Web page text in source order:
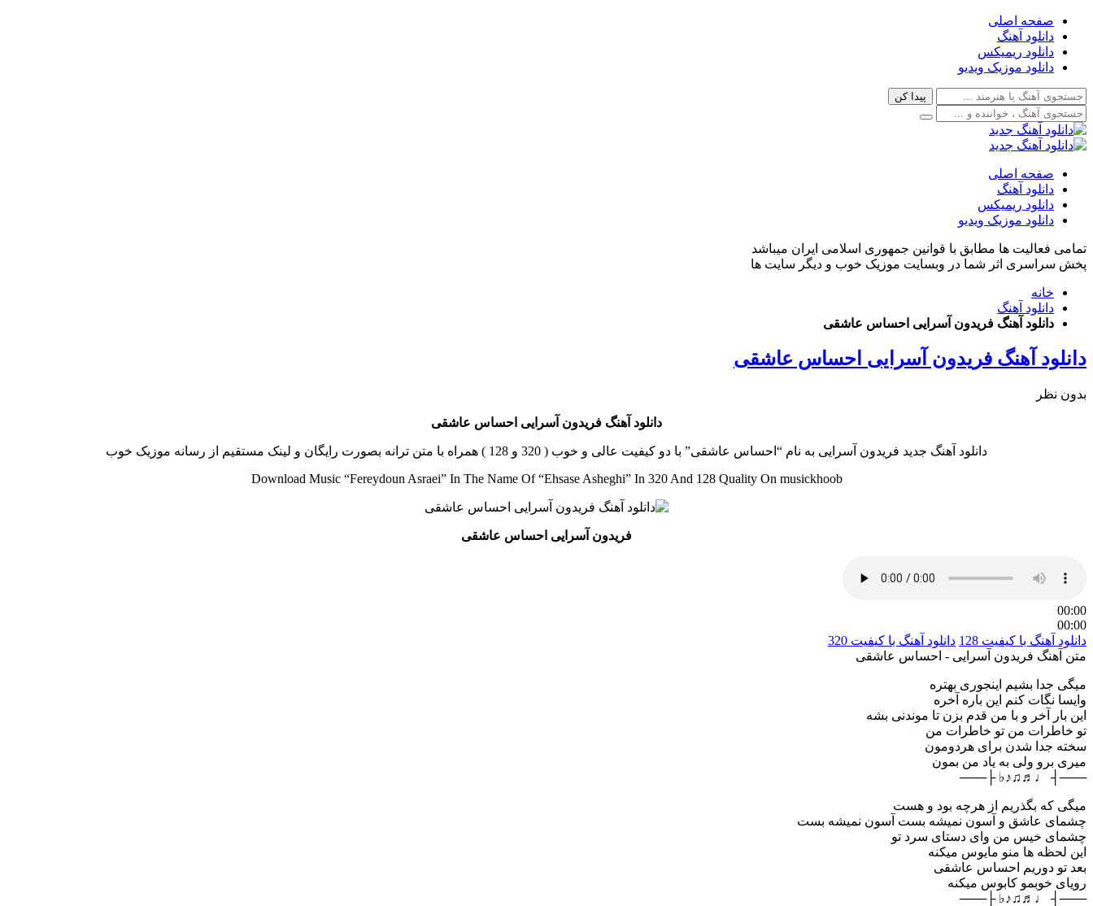
صفحه اصلی
دانلود آهنگ
دانلود ریمیکس
دانلود موزیک ویدیو
صفحه اصلی
دانلود آهنگ
دانلود ریمیکس
دانلود موزیک ویدیو
تمامی فعالیت ها مطابق با قوانین جمهوری اسلامی ایران میباشد
پخش سراسری اثر شما در وبسایت موزیک خوب و دیگر سایت ها
خانه
دانلود آهنگ
دانلود آهنگ فریدون آسرایی احساس عاشقی
دانلود آهنگ فریدون آسرایی احساس عاشقی
بدون نظر
دانلود آهنگ فریدون آسرایی احساس عاشقی
دانلود آهنگ جدید فریدون آسرایی به نام “احساس عاشقی” با دو کیفیت عالی و خوب ( 320 و 128 ) همراه با متن ترانه بصورت رایگان و لینک مستقیم از رسانه موزیک خوب
Download Music “Fereydoun Asraei” In The Name Of “Ehsase Asheghi” In 320 And 128 Quality On musickhoob
فریدون آسرایی احساس عاشقی
00:00
00:00
دانلود آهنگ با کیفیت 128
دانلود آهنگ با کیفیت 320
متن آهنگ فریدون آسرایی - احساس عاشقی
میگی جدا بشیم اینجوری بهتره
وایسا نگات کنم این باره آخره
این بار آخر و با من قدم بزن تا موندنی بشه
تو خاطرات من تو خاطرات من
سخته جدا شدن برای هردومون
میری برو ولی به یاد من بمون
───┤ ♩♬♫♪♭ ├───
میگی که بگذریم از هرچه بود و هست
چشمای عاشق و آسون نمیشه بست آسون نمیشه بست
چشمای خیس من وای دستای سرد تو
این لحظه ها منو مایوس میکنه
بعد تو دوریم احساس عاشقی
رویای خوبمو کابوس میکنه
───┤ ♩♬♫♪♭ ├───